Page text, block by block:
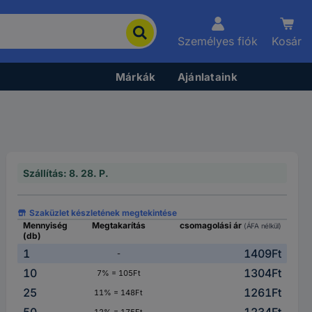
Személyes fiók Kosár
Márkák Ajánlataink
Szállítás: 8. 28. P.
Szaküzlet készletének megtekintése
Mennyiség
(db)
Megtakarítás csomagolási ár (ÁFA nélkül)
1 -
1409Ft
10
7% = 105Ft
1304Ft
25
11% = 148Ft
1261Ft